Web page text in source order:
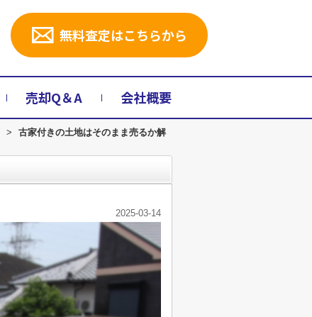
無料査定はこちらから
売却Q＆A 会社概要
>
古家付きの土地はそのまま売るか解
2025-03-14